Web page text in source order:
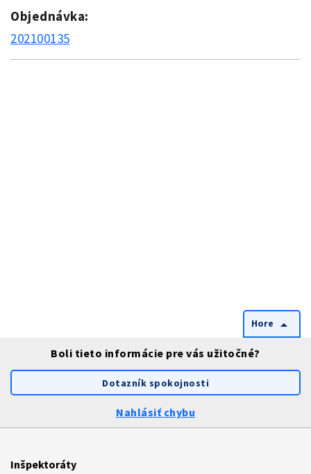
Objednávka:
202100135
Hore arrow_drop_up
Boli tieto informácie pre vás užitočné?
Dotazník spokojnosti
Nahlásiť chybu
Inšpektoráty